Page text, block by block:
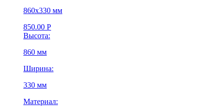
860х330 мм
850.00 Р
Высота:
860 мм
Ширина:
330 мм
Материал: